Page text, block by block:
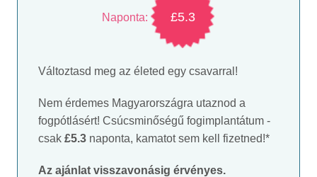
Naponta: £5.3
Változtasd meg az életed egy csavarral!
Nem érdemes Magyarországra utaznod a
fogpótlásért! Csúcsminőségű fogimplantátum ‐
csak £5.3 naponta, kamatot sem kell fizetned!*
Az ajánlat visszavonásig érvényes.